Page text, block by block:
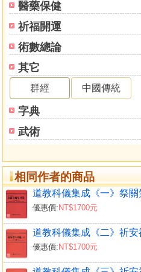
醫藥保健
祈福開運
術數總論
其它
群經 中國傳統
字典
武術
相同作者的商品
道教科儀集成《一》祭
優惠價: NT$1700元
道教科儀集成《二》祈
優惠價: NT$1700元